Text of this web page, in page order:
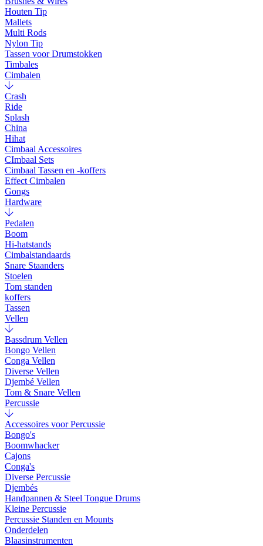
Houten Tip
Mallets
Multi Rods
Nylon Tip
Tassen voor Drumstokken
Timbales
Cimbalen
Crash
Ride
Splash
China
Hihat
Cimbaal Accessoires
CImbaal Sets
Cimbaal Tassen en -koffers
Effect Cimbalen
Gongs
Hardware
Pedalen
Boom
Hi-hatstands
Cimbalstandaards
Snare Staanders
Stoelen
Tom standen
koffers
Tassen
Vellen
Bassdrum Vellen
Bongo Vellen
Conga Vellen
Diverse Vellen
Djembé Vellen
Tom & Snare Vellen
Percussie
Accessoires voor Percussie
Bongo's
Boomwhacker
Cajons
Conga's
Diverse Percussie
Djembés
Handpannen & Steel Tongue Drums
Kleine Percussie
Percussie Standen en Mounts
Onderdelen
Blaasinstrumenten